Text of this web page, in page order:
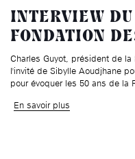
INTERVIEW
FONDATION
Charles Guyot, président de
l'invité de Sibylle Aoudjhane
pour évoquer les 50 ans de la
En savoir plus
Maison
des artistes
Rotonde Balzac
Salomon de
Jardin public de